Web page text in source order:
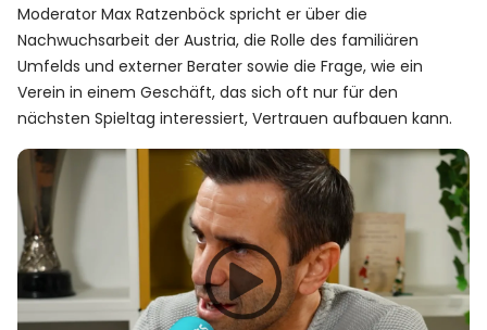
Moderator Max Ratzenböck spricht er über die
Nachwuchsarbeit der Austria, die Rolle des familiären
Umfelds und externer Berater sowie die Frage, wie ein
Verein in einem Geschäft, das sich oft nur für den
nächsten Spieltag interessiert, Vertrauen aufbauen kann.